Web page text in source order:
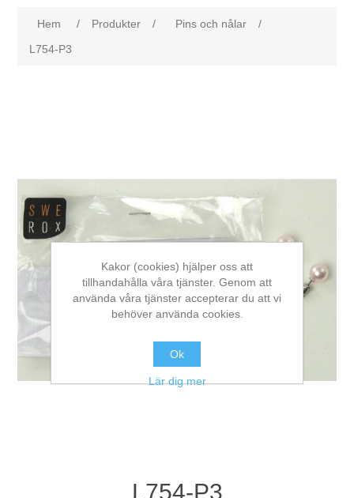
Hem / Produkter / Pins och nålar
/
L754-P3
L754-P3
Kakor (cookies) hjälper oss att
tillhandahålla våra tjänster. Genom att
använda våra tjänster accepterar du att vi
behöver använda cookies.
Ok
Lär dig mer